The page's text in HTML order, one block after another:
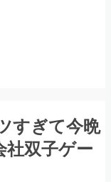
すぎて今晩
社双子ゲー